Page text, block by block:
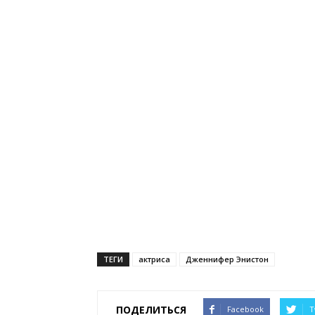
ТЕГИ актриса Дженнифер Энистон
ПОДЕЛИТЬСЯ Facebook